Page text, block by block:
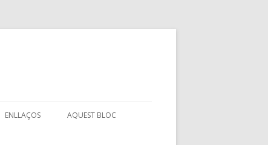
ENLLAÇOS AQUEST BLOC